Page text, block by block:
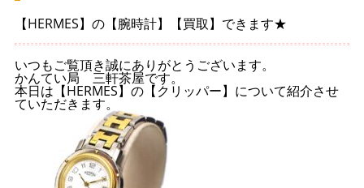
【HERMES】の【腕時計】【買取】できます★
いつもご覧頂き誠にありがとうございます。
かんてい局 三軒茶屋です。
本日は【HERMES】の【クリッパー】について紹介させ
ていただきます。